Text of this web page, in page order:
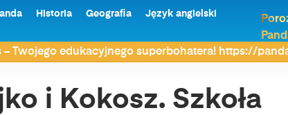
Historia Geografia Język angielski
– Twojego edukacyjnego superbohatera! https://
i Kokosz. Szkoła latania
i Kokosz. Szkoła